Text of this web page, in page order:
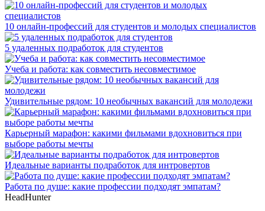
10 онлайн-профессий для студентов и молодых специалистов
5 удаленных подработок для студентов
Учеба и работа: как совместить несовместимое
Удивительные рядом: 10 необычных вакансий для молодежи
Карьерный марафон: какими фильмами вдохновиться при
выборе работы мечты
Идеальные варианты подработок для интровертов
Работа по душе: какие профессии подходят эмпатам?
HeadHunter